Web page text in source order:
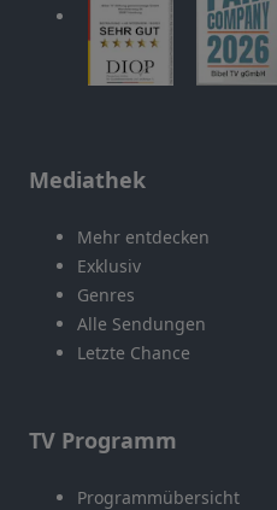
Mediathek
Mehr entdecken
Exklusiv
Genres
Alle Sendungen
Letzte Chance
TV Programm
Programmübersicht